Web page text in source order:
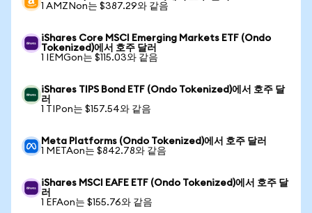
1 AMZNon는 $387.29와 같음
iShares Core MSCI Emerging Markets ETF (Ondo
Tokenized)에서 호주 달러
1 IEMGon는 $115.03와 같음
iShares TIPS Bond ETF (Ondo Tokenized)에서 호주 달
러
1 TIPon는 $157.54와 같음
Meta Platforms (Ondo Tokenized)에서 호주 달러
1 METAon는 $842.78와 같음
iShares MSCI EAFE ETF (Ondo Tokenized)에서 호주 달
러
1 EFAon는 $155.76와 같음